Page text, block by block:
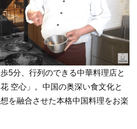
5分、行列のできる中華料理店と
空心」。中国の奥深い食文化と
を融合させた本格中国料理をお楽